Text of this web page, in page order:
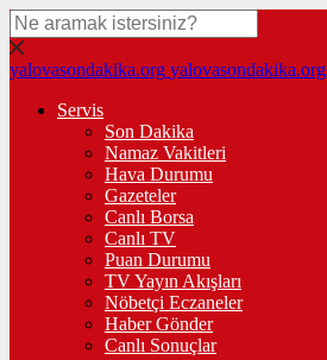
yalovasondakika.org yalovasondakika.org
Servis
Son Dakika
Namaz Vakitleri
Hava Durumu
Gazeteler
Canlı Borsa
Canlı TV
Puan Durumu
TV Yayın Akışları
Nöbetçi Eczaneler
Haber Gönder
Canlı Sonuçlar